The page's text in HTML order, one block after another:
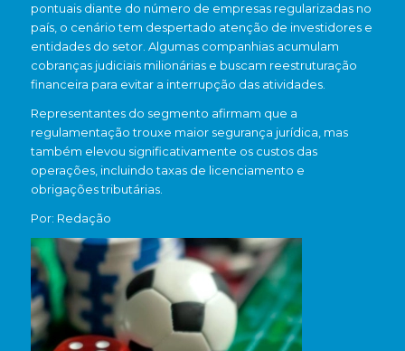
pontuais diante do número de empresas regularizadas no
país, o cenário tem despertado atenção de investidores e
entidades do setor. Algumas companhias acumulam
cobranças judiciais milionárias e buscam reestruturação
financeira para evitar a interrupção das atividades.
Representantes do segmento afirmam que a
regulamentação trouxe maior segurança jurídica, mas
também elevou significativamente os custos das
operações, incluindo taxas de licenciamento e
obrigações tributárias.
Por: Redação